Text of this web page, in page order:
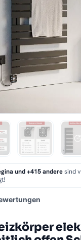
und +415 anderesind